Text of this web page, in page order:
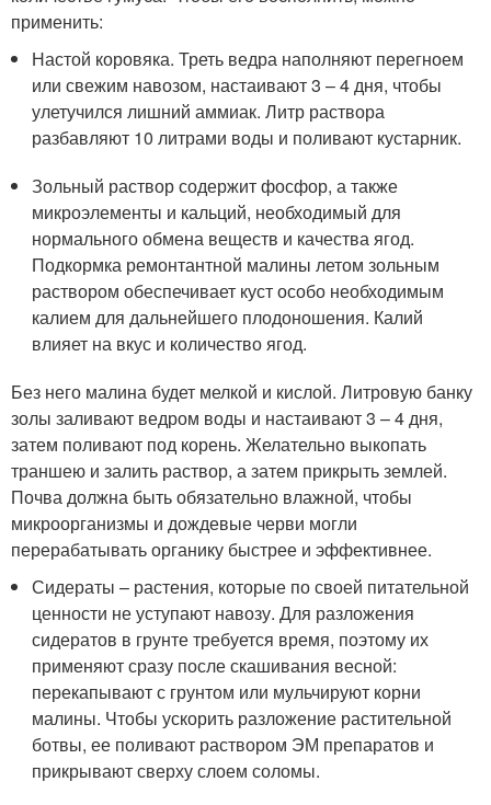
применить:
Настой коровяка. Треть ведра наполняют перегноем
или свежим навозом, настаивают 3 – 4 дня, чтобы
улетучился лишний аммиак. Литр раствора
разбавляют 10 литрами воды и поливают кустарник.
Зольный раствор содержит фосфор, а также
микроэлементы и кальций, необходимый для
нормального обмена веществ и качества ягод.
Подкормка ремонтантной малины летом зольным
раствором обеспечивает куст особо необходимым
калием для дальнейшего плодоношения. Калий
влияет на вкус и количество ягод.
Без него малина будет мелкой и кислой. Литровую банку
золы заливают ведром воды и настаивают 3 – 4 дня,
затем поливают под корень. Желательно выкопать
траншею и залить раствор, а затем прикрыть землей.
Почва должна быть обязательно влажной, чтобы
микроорганизмы и дождевые черви могли
перерабатывать органику быстрее и эффективнее.
Сидераты – растения, которые по своей питательной
ценности не уступают навозу. Для разложения
сидератов в грунте требуется время, поэтому их
применяют сразу после скашивания весной:
перекапывают с грунтом или мульчируют корни
малины. Чтобы ускорить разложение растительной
ботвы, ее поливают раствором ЭМ препаратов и
прикрывают сверху слоем соломы.